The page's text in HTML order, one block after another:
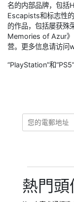
名的内部品牌，包
Escapists和标志性
的作品，包括屡获
Memories of Azur
营。更多信息请访问
“PlayStation”和
熱門頭